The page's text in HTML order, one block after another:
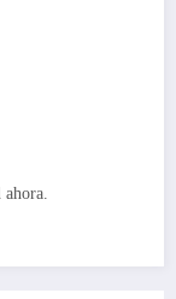
ahora.